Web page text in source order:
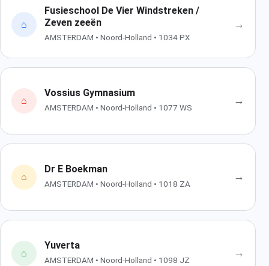
⌂
Fusieschool De Vier Windstreken /
Zeven zeeën
AMSTERDAM • Noord-Holland • 1034 PX
→
⌂
Vossius Gymnasium
AMSTERDAM • Noord-Holland • 1077 WS
→
⌂
Dr E Boekman
AMSTERDAM • Noord-Holland • 1018 ZA
→
⌂
Yuverta
AMSTERDAM • Noord-Holland • 1098 JZ
→